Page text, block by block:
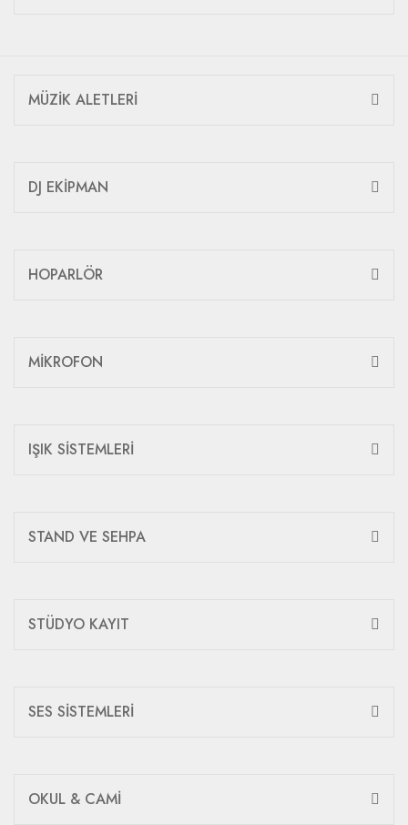
MÜZİK ALETLERİ
DJ EKİPMAN
HOPARLÖR
MİKROFON
IŞIK SİSTEMLERİ
STAND VE SEHPA
STÜDYO KAYIT
SES SİSTEMLERİ
OKUL & CAMİ